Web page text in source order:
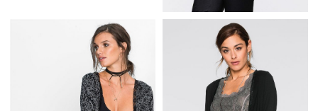
ELEGANCKIE BOLERKO
W GWIAZDKI SZARE
CZARNE BOLERKO Z
MARSZCZONYMI
RĘKAWAMI